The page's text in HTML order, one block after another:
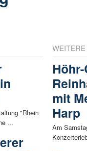
"Rhein
...
mit
Harp
Am